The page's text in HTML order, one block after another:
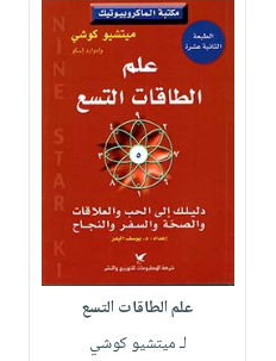
علم الطاقات التسع
لـ ميتشيو كوشي